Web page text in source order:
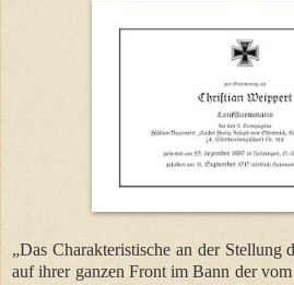
„Das Charakteristische an der Stellung
auf ihrer ganzen Front im Bann der